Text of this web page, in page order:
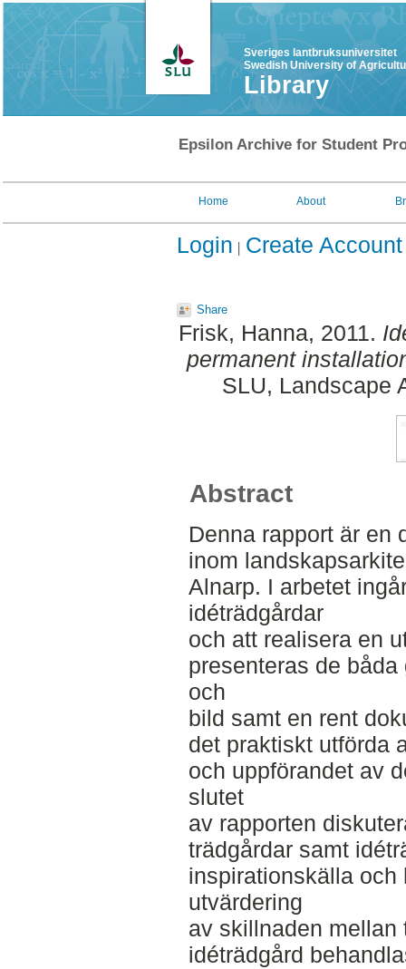
Sveriges lantbruksuniversitet
Swedish University of
Library
Epsilon Archive for Student
Home About
Login Create Account
Share
Frisk, Hanna, 2011.
permanent
SLU, Landscape
Abstract
Denna rapport är en
inom
Alnarp. I arbetet
idéträdgårdar
och att realisera en
presenteras de
och
bild samt en rent
det praktiskt utförda
och uppförandet av
slutet
av rapporten
trädgårdar samt
inspirationskälla och
utvärdering
av skillnaden mellan
idéträdgård